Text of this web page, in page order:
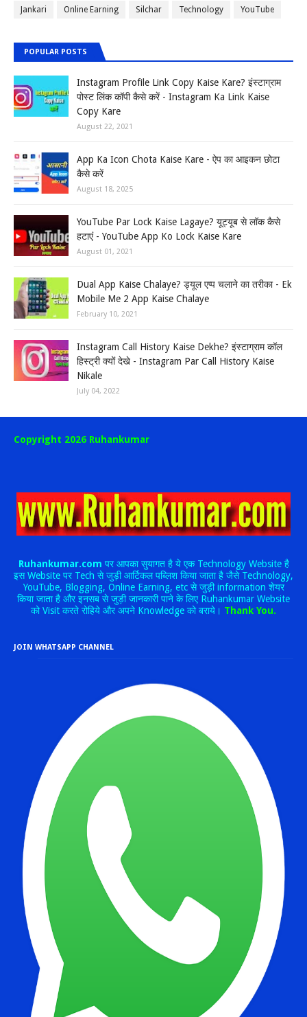
Jankari Online Earning Silchar Technology YouTube
POPULAR POSTS
Instagram Profile Link Copy Kaise Kare? इंस्टाग्राम
पोस्ट लिंक कॉपी कैसे करें - Instagram Ka Link Kaise
Copy Kare
August 22, 2021
App Ka Icon Chota Kaise Kare - ऐप का आइकन छोटा
कैसे करें
August 18, 2025
YouTube Par Lock Kaise Lagaye? यूट्यूब से लॉक कैसे
हटाएं - YouTube App Ko Lock Kaise Kare
August 01, 2021
Dual App Kaise Chalaye? ड्यूल एप्प चलाने का तरीका - Ek
Mobile Me 2 App Kaise Chalaye
February 10, 2021
Instagram Call History Kaise Dekhe? इंस्टाग्राम कॉल
हिस्ट्री क्यों देखे - Instagram Par Call History Kaise
Nikale
July 04, 2022
Copyright 2026 Ruhankumar
Ruhankumar.com पर आपका सुयागत है ये एक Technology Website है
इस Website पर Tech से जुड़ी आर्टिकल पब्लिश किया जाता है जैसे Technology,
YouTube, Blogging, Online Earning, etc से जुड़ी information शेयर
किया जाता है और इनसब से जुड़ी जानकारी पाने के लिए Ruhankumar Website
को Visit करते रोहिये और अपने Knowledge को बराये। Thank You.
JOIN WHATSAPP CHANNEL